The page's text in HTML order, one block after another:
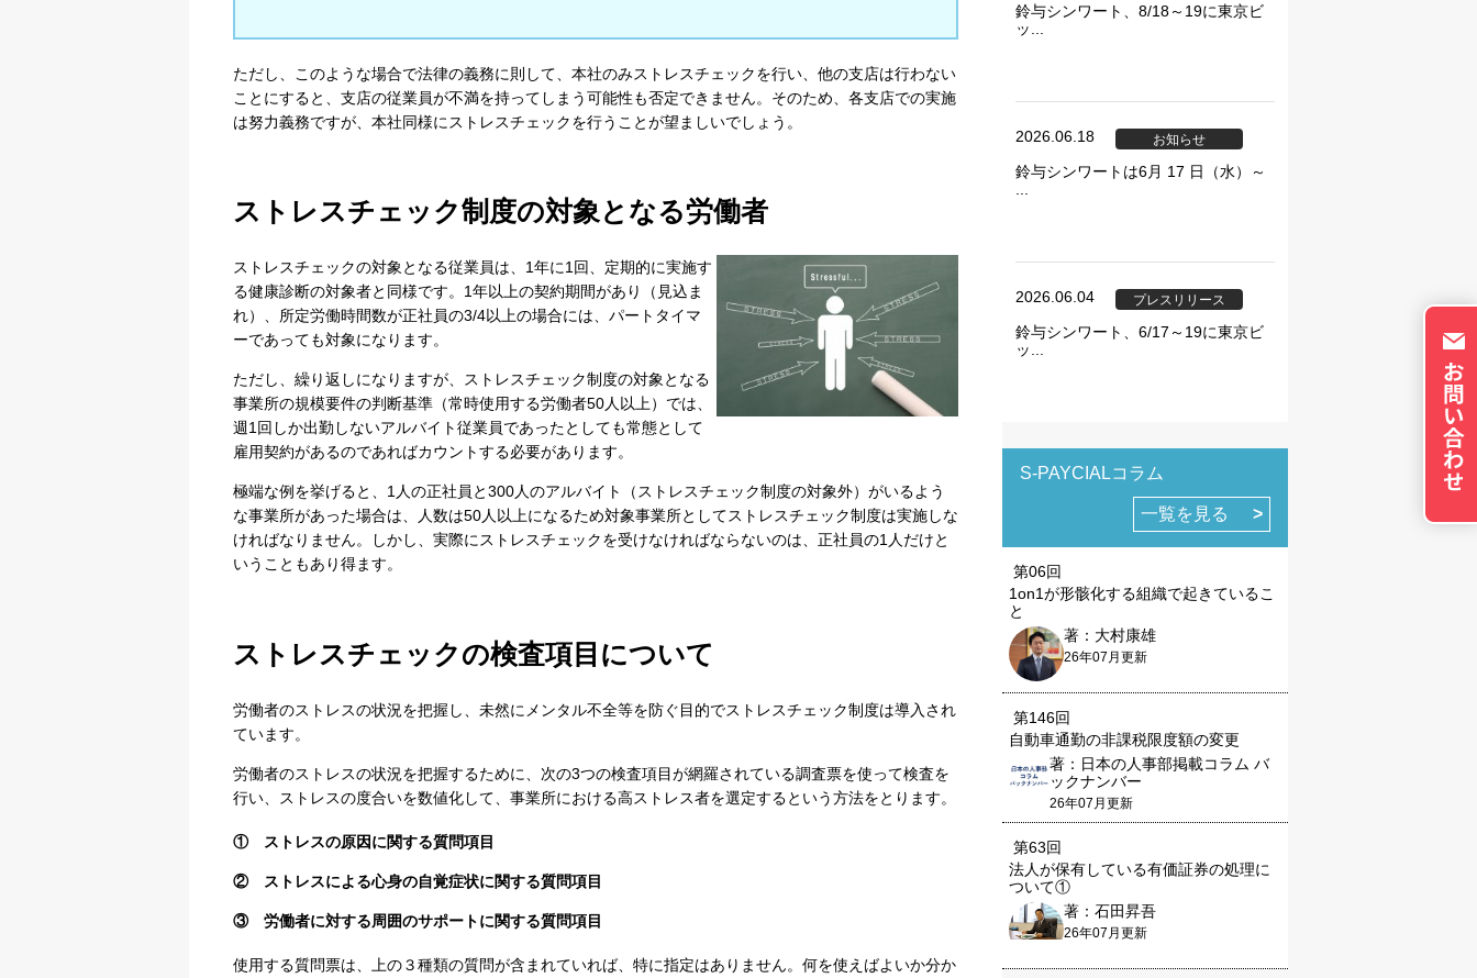
ただし、このような場合で法律の義務に則して、本社のみストレスチェックを行い、他の支店は行わない
ことにすると、支店の従業員が不満を持ってしまう可能性も否定できません。そのため、各支店での実施
は努力義務ですが、本社同様にストレスチェックを行うことが望ましいでしょう。
ストレスチェック制度の対象となる労働者
ストレスチェックの対象となる従業員は、1年に1回、定期的に実施す
る健康診断の対象者と同様です。1年以上の契約期間があり（見込ま
れ）、所定労働時間数が正社員の3/4以上の場合には、パートタイマ
ーであっても対象になります。
ただし、繰り返しになりますが、ストレスチェック制度の対象となる
事業所の規模要件の判断基準（常時使用する労働者50人以上）では、
週1回しか出勤しないアルバイト従業員であったとしても常態として
雇用契約があるのであればカウントする必要があります。
極端な例を挙げると、1人の正社員と300人のアルバイト（ストレスチェック制度の対象外）がいるよう
な事業所があった場合は、人数は50人以上になるため対象事業所としてストレスチェック制度は実施しな
ければなりません。しかし、実際にストレスチェックを受けなければならないのは、正社員の1人だけと
いうこともあり得ます。
ストレスチェックの検査項目について
労働者のストレスの状況を把握し、未然にメンタル不全等を防ぐ目的でストレスチェック制度は導入され
ています。
労働者のストレスの状況を把握するために、次の3つの検査項目が網羅されている調査票を使って検査を
行い、ストレスの度合いを数値化して、事業所における高ストレス者を選定するという方法をとります。
① ストレスの原因に関する質問項目
② ストレスによる心身の自覚症状に関する質問項目
③ 労働者に対する周囲のサポートに関する質問項目
使用する質問票は、上の３種類の質問が含まれていれば、特に指定はありません。何を使えばよいか分か
鈴与シンワート、8/18～19に東京ビ
ッ...
2026.06.18 お知らせ
鈴与シンワートは6月 17 日（水）～
...
2026.06.04 プレスリリース
鈴与シンワート、6/17～19に東京ビ
ッ...
S-PAYCIALコラム
一覧を見る
第06回
1on1が形骸化する組織で起きているこ
と
著：大村康雄
26年07月更新
第146回
自動車通勤の非課税限度額の変更
著：日本の人事部掲載コラム バ
ックナンバー
26年07月更新
第63回
法人が保有している有価証券の処理に
ついて①
著：石田昇吾
26年07月更新
パフォーマンス Cookie
ターゲティング Cookie
お客様が当サイトを訪れると、ブラウザに情報が保存される、またはブ
ラウザに保存された情報が取得されることがあります。情報の主な保存
先は Cookie であり、対象となるのはサイト訪問者に関する情報、サイト
訪問者による設定、デバイス情報などです。これらの情報はサイトを正
常に機能させる目的を中心に使われます。個人を直接特定できる情報が
保存されることは通常ありませんが、Web サイトのパーソナライズに使
われることはあります。鈴与シンワートではプライバシーの権利を尊重
しており、一部の Cookie については有効化を拒否できるよう配慮してい
を確認し、当サイトにおけるデフォルト設定を変更できます。ただし、
一部の Cookie を無効化した場合、サイトの利用やサービスの利用に影響
が出る可能性があります。詳細情報
この設定で保存する